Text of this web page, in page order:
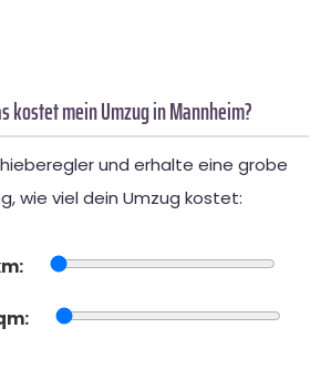
kostet mein Umzug in Mannheim?
und erhalte eine grobe
wie viel dein Umzug kostet: